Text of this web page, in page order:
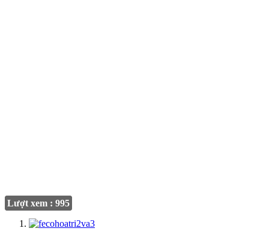
Lượt xem : 995